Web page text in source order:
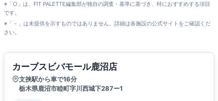
※「○」は、FIT PALETTE編集部が独自の調査・基準に基づき、特におすすめする項目
です。
※「－」は未提供を示すものではありません。詳細は各施設の公式サイトをご確認くだ
さい。
カーブスビバモール鹿沼店
文挟駅から車で16分
栃木県鹿沼市睦町字川西城下287ー1